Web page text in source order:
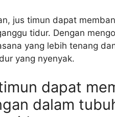
jus timun dapat
tidur. Dengan
yang lebih tenang
yang nyenyak.
dapat
dalam